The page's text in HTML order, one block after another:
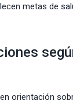
metas de
orientación